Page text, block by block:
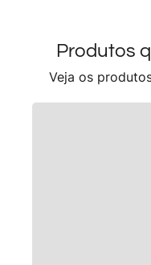
Produtos
Veja os